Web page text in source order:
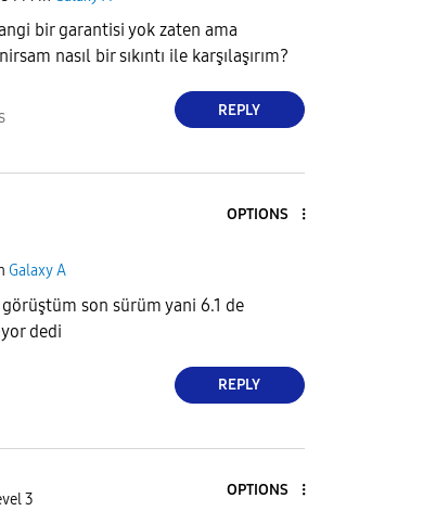
bir garantisi yok zaten ama
nasıl bir sıkıntı ile karşılaşırım?
REPLY
OPTIONS
Galaxy A
son sürüm yani 6.1 de
dedi
REPLY
3
OPTIONS